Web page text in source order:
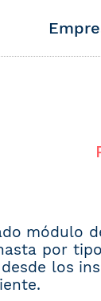
módulo
por
los